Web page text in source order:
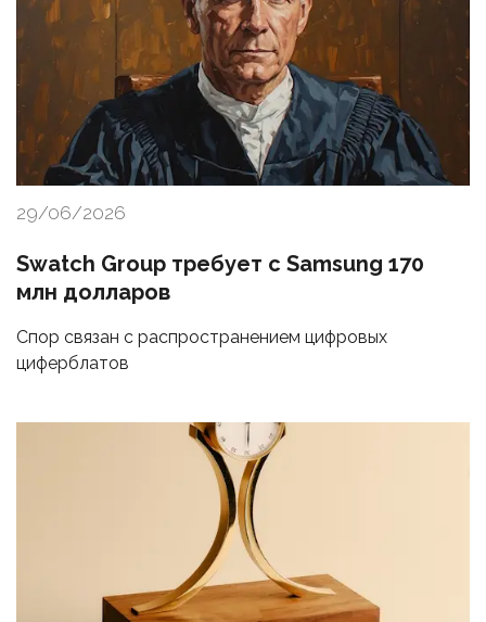
29/06/2026
Swatch Group требует с Samsung 170
млн долларов
Спор связан с распространением цифровых
циферблатов